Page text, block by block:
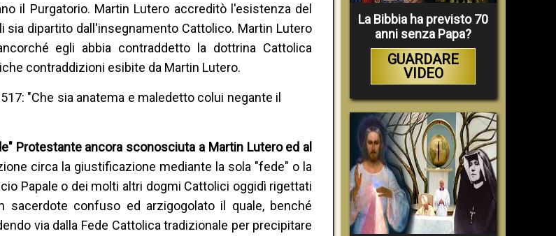
il Purgatorio. Martin Lutero accreditò l'esistenza del
sia dipartito dall'insegnamento Cattolico. Martin Lutero
egli abbia contraddetto la dottrina Cattolica
contraddizioni esibite da Martin Lutero.
"Che sia anatema e maledetto colui negante il
Protestante ancora sconosciuta a Martin Lutero ed al
circa la giustificazione mediante la sola "fede" o la
Papale o dei molti altri dogmi Cattolici oggidì rigettati
confuso ed arzigogolato il quale, benché
via dalla Fede Cattolica tradizionale per precipitare
La Bibbia ha previsto 70
anni senza Papa?
GUARDARE
VIDEO